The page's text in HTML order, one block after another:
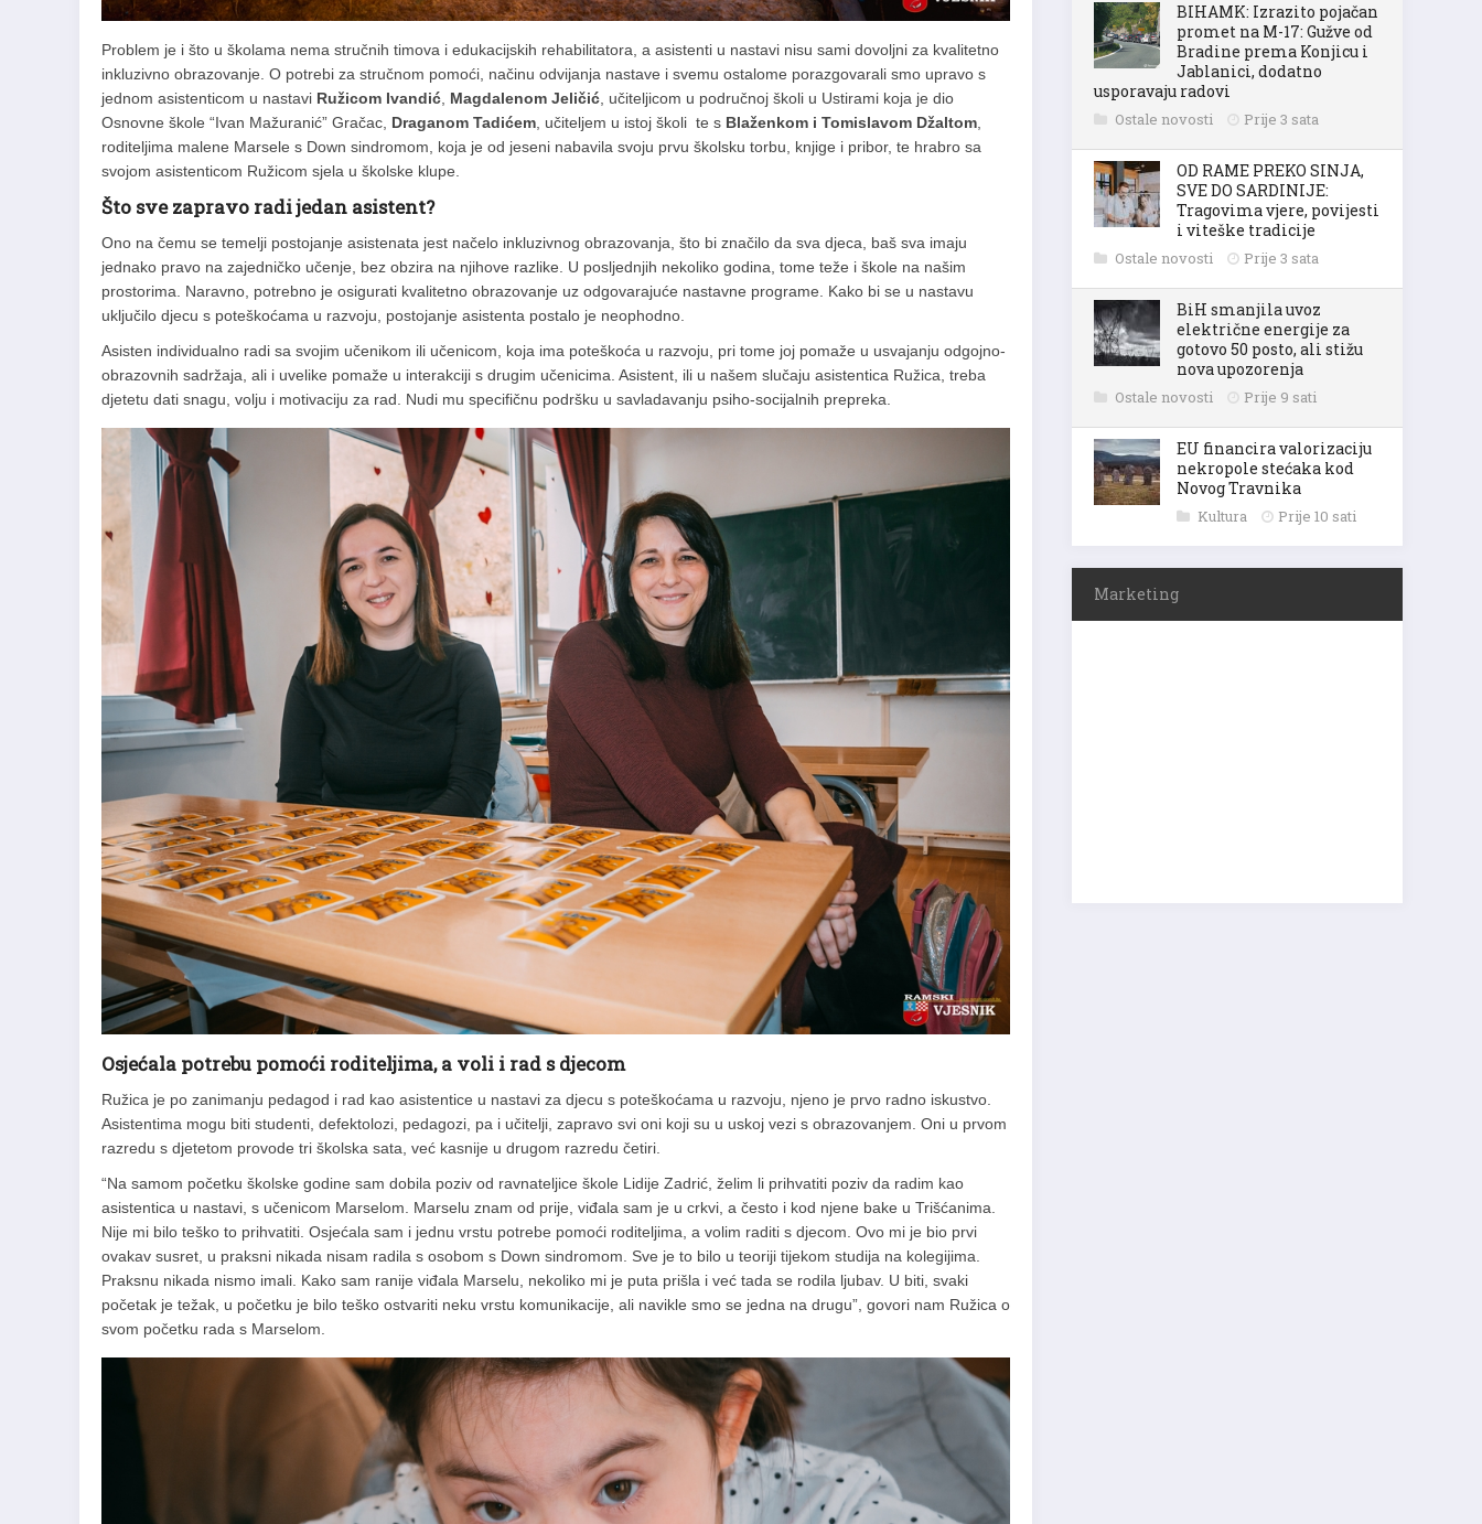
Problem je i što u školama nema stručnih timova i edukacijskih rehabilitatora, a asistenti u nastavi nisu sami dovoljni za kvalitetno
inkluzivno obrazovanje. O potrebi za stručnom pomoći, načinu odvijanja nastave i svemu ostalome porazgovarali smo upravo s
jednom asistenticom u nastavi Ružicom Ivandić, Magdalenom Jeličić, učiteljicom u područnoj školi u Ustirami koja je dio
Osnovne škole “Ivan Mažuranić” Gračac, Draganom Tadićem, učiteljem u istoj školi te s Blaženkom i Tomislavom Džaltom,
roditeljima malene Marsele s Down sindromom, koja je od jeseni nabavila svoju prvu školsku torbu, knjige i pribor, te hrabro sa
svojom asistenticom Ružicom sjela u školske klupe.
Što sve zapravo radi jedan asistent?
Ono na čemu se temelji postojanje asistenata jest načelo inkluzivnog obrazovanja, što bi značilo da sva djeca, baš sva imaju
jednako pravo na zajedničko učenje, bez obzira na njihove razlike. U posljednjih nekoliko godina, tome teže i škole na našim
prostorima. Naravno, potrebno je osigurati kvalitetno obrazovanje uz odgovarajuće nastavne programe. Kako bi se u nastavu
uključilo djecu s poteškoćama u razvoju, postojanje asistenta postalo je neophodno.
Asisten individualno radi sa svojim učenikom ili učenicom, koja ima poteškoća u razvoju, pri tome joj pomaže u usvajanju odgojno-
obrazovnih sadržaja, ali i uvelike pomaže u interakciji s drugim učenicima. Asistent, ili u našem slučaju asistentica Ružica, treba
djetetu dati snagu, volju i motivaciju za rad. Nudi mu specifičnu podršku u savladavanju psiho-socijalnih prepreka.
Osjećala potrebu pomoći roditeljima, a voli i rad s djecom
Ružica je po zanimanju pedagod i rad kao asistentice u nastavi za djecu s poteškoćama u razvoju, njeno je prvo radno iskustvo.
Asistentima mogu biti studenti, defektolozi, pedagozi, pa i učitelji, zapravo svi oni koji su u uskoj vezi s obrazovanjem. Oni u prvom
razredu s djetetom provode tri školska sata, već kasnije u drugom razredu četiri.
“Na samom početku školske godine sam dobila poziv od ravnateljice škole Lidije Zadrić, želim li prihvatiti poziv da radim kao
asistentica u nastavi, s učenicom Marselom. Marselu znam od prije, viđala sam je u crkvi, a često i kod njene bake u Trišćanima.
Nije mi bilo teško to prihvatiti. Osjećala sam i jednu vrstu potrebe pomoći roditeljima, a volim raditi s djecom. Ovo mi je bio prvi
ovakav susret, u praksni nikada nisam radila s osobom s Down sindromom. Sve je to bilo u teoriji tijekom studija na kolegijima.
Praksnu nikada nismo imali. Kako sam ranije viđala Marselu, nekoliko mi je puta prišla i već tada se rodila ljubav. U biti, svaki
početak je težak, u početku je bilo teško ostvariti neku vrstu komunikacije, ali navikle smo se jedna na drugu”, govori nam Ružica o
svom početku rada s Marselom.
BIHAMK: Izrazito pojačan
promet na M-17: Gužve od
Bradine prema Konjicu i
Jablanici, dodatno
usporavaju radovi
Ostale novosti Prije 3 sata
OD RAME PREKO SINJA,
SVE DO SARDINIJE:
Tragovima vjere, povijesti
i viteške tradicije
Ostale novosti Prije 3 sata
BiH smanjila uvoz
električne energije za
gotovo 50 posto, ali stižu
nova upozorenja
Ostale novosti Prije 9 sati
EU financira valorizaciju
nekropole stećaka kod
Novog Travnika
Kultura Prije 10 sati
Marketing